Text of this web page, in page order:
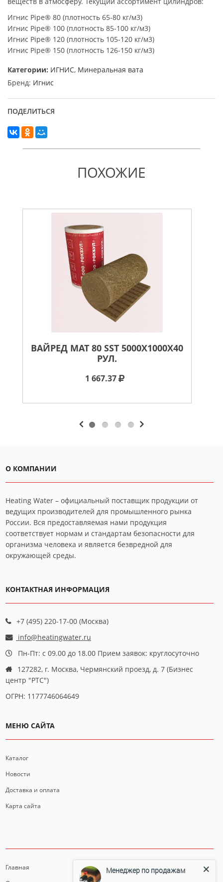
Игнис Pipe® 80 (плотность 65-80 кг/м3)
Игнис Pipe® 100 (плотность 85-100 кг/м3)
Игнис Pipe® 120 (плотность 105-120 кг/м3)
Игнис Pipe® 150 (плотность 126-150 кг/м3)
Категории: ИГНИС, Минеральная вата
Бренд: Игнис
ПОДЕЛИТЬСЯ
ПОХОЖИЕ
ВАЙРЕД МАТ 80 SST 5000X1000X40
РУЛ.
1 667.37
О КОМПАНИИ
Heating Water – официальный поставщик продукции от
ведущих производителей для промышленного рынка
России. Вся предоставляемая нами продукция
соответствует нормам и стандартам безопасности для
организма человека и является безвредной для
окружающей среды.
КОНТАКТНАЯ ИНФОРМАЦИЯ
+7 (495) 220-17-00 (Москва)
info@heatingwater.ru
Пн-Пт: с 09.00 до 18.00 Прием заявок: круглосуточно
127282, г. Москва, Чермянский проезд, д. 7 (Бизнес
центр "РТС")
ОГРН: 1177746064649
МЕНЮ САЙТА
Каталог
Новости
Доставка и оплата
Карта сайта
Главная
Менеджер по продажам